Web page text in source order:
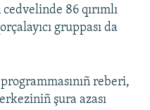
86 qırımlı
gruppası da
reberi,
şura azası